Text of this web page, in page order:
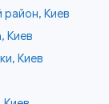
Киев
Киев
Киев